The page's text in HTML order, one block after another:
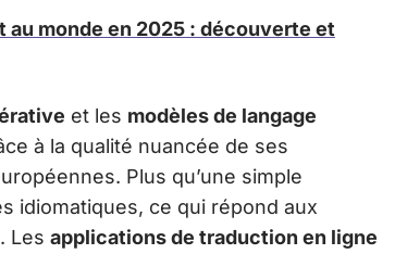
au monde en 2025 : découverte et
et les modèles de langage
à la qualité nuancée de ses
Plus qu’une simple
idiomatiques, ce qui répond aux
Les applications de traduction en ligne